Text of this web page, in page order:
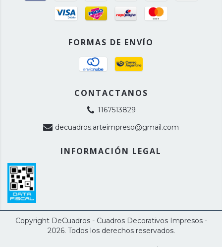
FORMAS DE ENVÍO
CONTACTANOS
1167513829
decuadros.arteimpreso@gmail.com
INFORMACIÓN LEGAL
Copyright DeCuadros - Cuadros Decorativos Impresos -
2026. Todos los derechos reservados.